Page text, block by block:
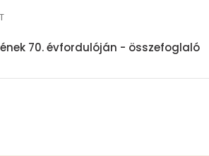
70. évfordulóján - összefoglaló